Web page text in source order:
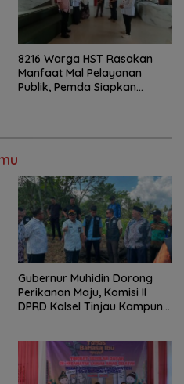
8216 Warga HST Rasakan
Manfaat Mal Pelayanan
Publik, Pemda Siapkan
Gubernur Muhidin Dorong
Perikanan Maju, Komisi II
DPRD Kalsel Tinjau Kampung